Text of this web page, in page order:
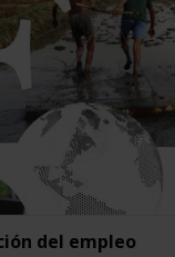
del empleo